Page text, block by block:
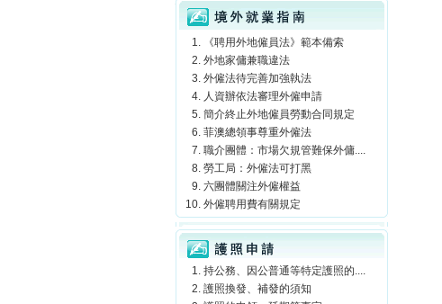
《聘用外地僱員法》範本備索
外地家傭兼職違法
外僱法待完善加強執法
人資辦依法審理外僱申請
簡介終止外地僱員勞動合同規定
菲澳總領事尊重外僱法
職介團體：市場欠規管難保外傭....
勞工局：外僱法可打黑
六團體關注外僱權益
外僱聘用費有關規定
護照申請
持公務、因公普通等特定護照的....
護照換發、補發的須知